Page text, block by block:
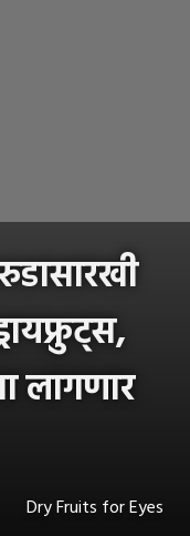
लागणार
Dry Fruits for Eyes